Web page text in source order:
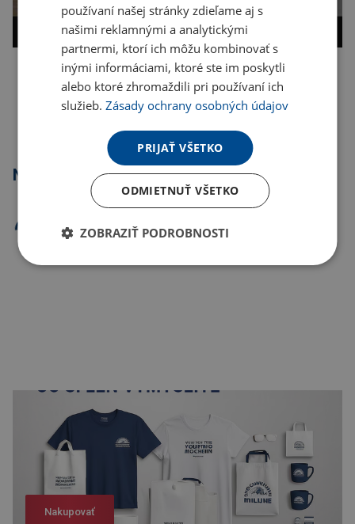
Kopírovať odkaz
Najpredávanejšie
Nakupovať
používaní našej stránky zdieľame aj s
našimi reklamnými a analytickými
partnermi, ktorí ich môžu kombinovať s
inými informáciami, ktoré ste im poskytli
alebo ktoré zhromaždili pri používaní ich
služieb.Zásady ochrany osobných údajov
PRIJAŤ VŠETKO
ODMIETNUŤ VŠETKO
ZOBRAZIŤ PODROBNOSTI